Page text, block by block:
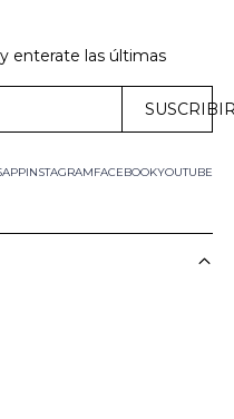
enterate las últimas
FACEBOOKYOUTUBE
INSTAGRAM